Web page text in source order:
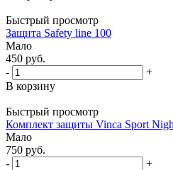
Быстрый просмотр
Защита Safety line 100
Мало
450 руб.
-
+
В корзину
Быстрый просмотр
Комплект защиты Vinca Sport
Мало
750 руб.
-
+